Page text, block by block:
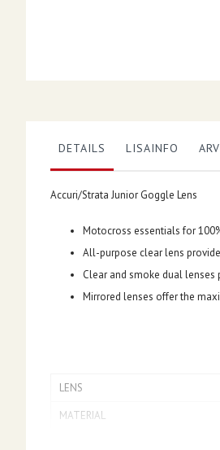
DETAILS LISAINFO
Accuri/Strata Junior Goggle Lens
Motocross essentials for
All-purpose clear lens
Clear and smoke dual
Mirrored lenses offer the
LENS
MATERIAL